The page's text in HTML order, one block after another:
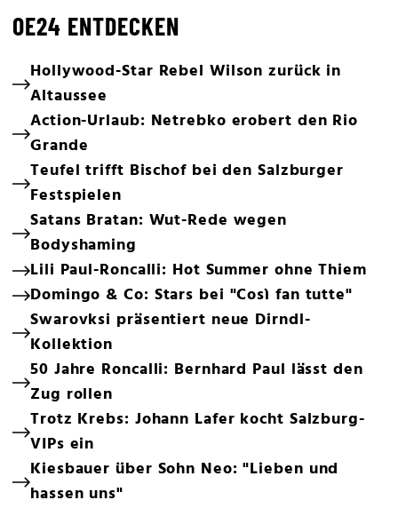
OE24 ENTDECKEN
Hollywood-Star Rebel Wilson zurück in
Altaussee
Action-Urlaub: Netrebko erobert den Rio
Grande
Teufel trifft Bischof bei den Salzburger
Festspielen
Satans Bratan: Wut-Rede wegen
Bodyshaming
Lili Paul-Roncalli: Hot Summer ohne Thiem
Domingo & Co: Stars bei "Così fan tutte"
Swarovksi präsentiert neue Dirndl-
Kollektion
50 Jahre Roncalli: Bernhard Paul lässt den
Zug rollen
Trotz Krebs: Johann Lafer kocht Salzburg-
VIPs ein
Kiesbauer über Sohn Neo: "Lieben und
hassen uns"